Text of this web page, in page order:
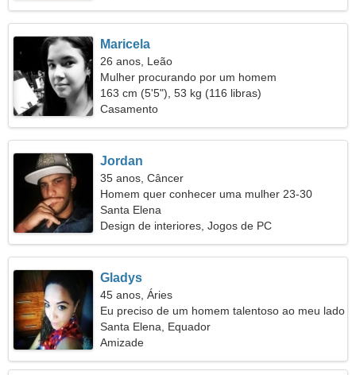
Maricela
26 anos, Leão
Mulher procurando por um homem
163 cm (5'5"), 53 kg (116 libras)
Casamento
Jordan
35 anos, Câncer
Homem quer conhecer uma mulher 23-30
Santa Elena
Design de interiores, Jogos de PC
Gladys
45 anos, Áries
Eu preciso de um homem talentoso ao meu lado
Santa Elena, Equador
Amizade